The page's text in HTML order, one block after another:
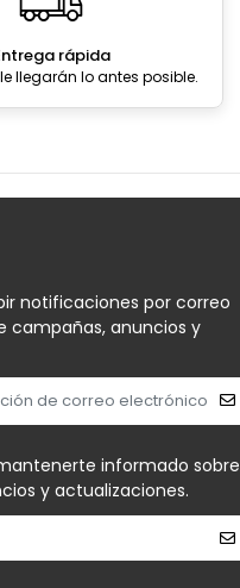
rápida
llegarán lo antes posible.
notificaciones por correo
campañas, anuncios y
informado sobre
y actualizaciones.